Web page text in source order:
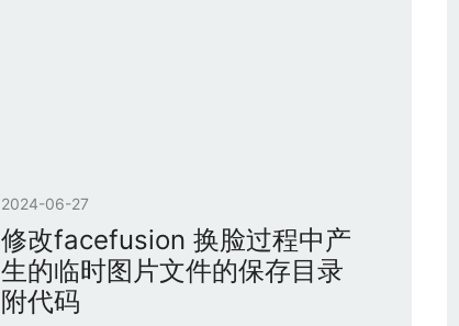
2024-06-27
修改facefusion 换脸过程中产
生的临时图片文件的保存目录
附代码